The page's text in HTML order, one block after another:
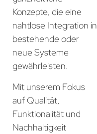
Konzepte, die eine
nahtlose Integration in
bestehende oder
neue Systeme
gewährleisten.
Mit unserem Fokus
auf Qualität,
Funktionalität und
Nachhaltigkeit